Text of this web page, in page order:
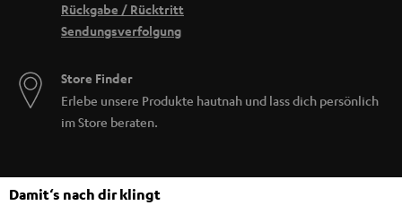
Rückgabe / Rücktritt
Sendungsverfolgung
Store Finder
Erlebe unsere Produkte hautnah und lass dich persönlich
im Store beraten.
Damit‘s nach dir klingt